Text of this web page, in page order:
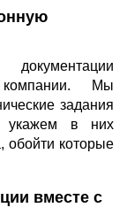
Мы
задания
укажем в них
обойти которые
вместе с